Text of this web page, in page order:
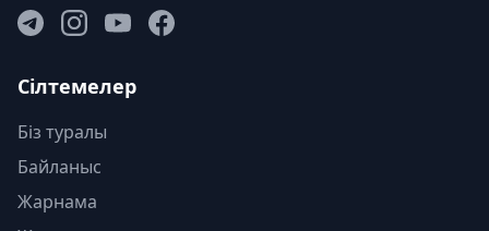
Сілтемелер
Біз туралы
Байланыс
Жарнама